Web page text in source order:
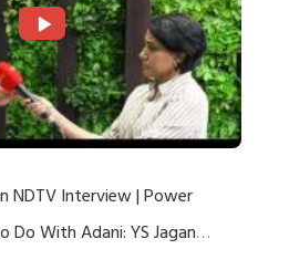
NDTV Interview | Power
Do With Adani: YS Jagan